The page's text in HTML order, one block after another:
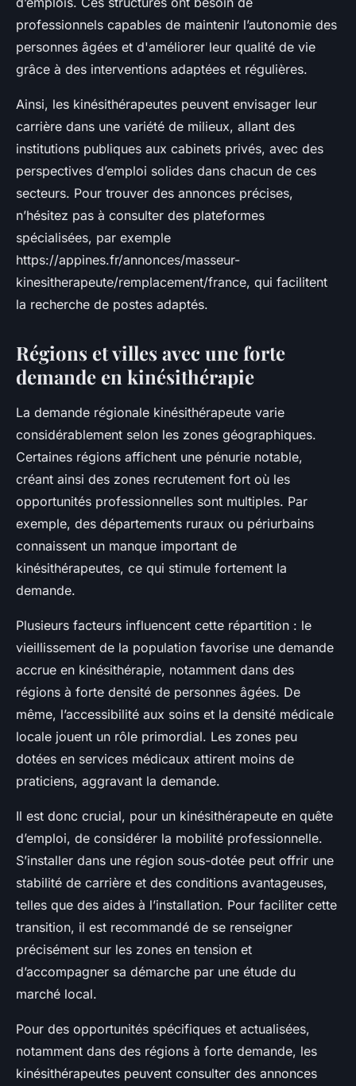
professionnels capables de maintenir l’autonomie des
personnes âgées et d'améliorer leur qualité de vie
grâce à des interventions adaptées et régulières.
Ainsi, les kinésithérapeutes peuvent envisager leur
carrière dans une variété de milieux, allant des
institutions publiques aux cabinets privés, avec des
perspectives d’emploi solides dans chacun de ces
secteurs. Pour trouver des annonces précises,
n’hésitez pas à consulter des plateformes
spécialisées, par exemple
https://appines.fr/annonces/masseur-
kinesitherapeute/remplacement/france, qui facilitent
la recherche de postes adaptés.
Régions et villes avec une forte
demande en kinésithérapie
La demande régionale kinésithérapeute varie
considérablement selon les zones géographiques.
Certaines régions affichent une pénurie notable,
créant ainsi des zones recrutement fort où les
opportunités professionnelles sont multiples. Par
exemple, des départements ruraux ou périurbains
connaissent un manque important de
kinésithérapeutes, ce qui stimule fortement la
demande.
Plusieurs facteurs influencent cette répartition : le
vieillissement de la population favorise une demande
accrue en kinésithérapie, notamment dans des
régions à forte densité de personnes âgées. De
même, l’accessibilité aux soins et la densité médicale
locale jouent un rôle primordial. Les zones peu
dotées en services médicaux attirent moins de
praticiens, aggravant la demande.
Il est donc crucial, pour un kinésithérapeute en quête
d’emploi, de considérer la mobilité professionnelle.
S’installer dans une région sous-dotée peut offrir une
stabilité de carrière et des conditions avantageuses,
telles que des aides à l’installation. Pour faciliter cette
transition, il est recommandé de se renseigner
précisément sur les zones en tension et
d’accompagner sa démarche par une étude du
marché local.
Pour des opportunités spécifiques et actualisées,
notamment dans des régions à forte demande, les
kinésithérapeutes peuvent consulter des annonces